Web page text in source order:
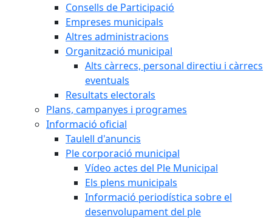
Consells de Participació
Empreses municipals
Altres administracions
Organització municipal
Alts càrrecs, personal directiu i càrrecs
eventuals
Resultats electorals
Plans, campanyes i programes
Informació oficial
Taulell d'anuncis
Ple corporació municipal
Vídeo actes del Ple Municipal
Els plens municipals
Informació periodística sobre el
desenvolupament del ple